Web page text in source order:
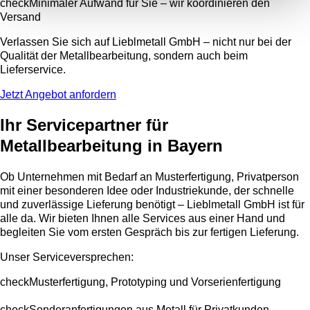
checkMinimaler Aufwand für Sie – wir koordinieren den
Versand
Verlassen Sie sich auf Lieblmetall GmbH – nicht nur bei der
Qualität der Metallbearbeitung, sondern auch beim
Lieferservice.
Jetzt Angebot anfordern
Ihr Servicepartner für
Metallbearbeitung in Bayern
Ob Unternehmen mit Bedarf an Musterfertigung, Privatperson
mit einer besonderen Idee oder Industriekunde, der schnelle
und zuverlässige Lieferung benötigt – Lieblmetall GmbH ist für
alle da. Wir bieten Ihnen alle Services aus einer Hand und
begleiten Sie vom ersten Gespräch bis zur fertigen Lieferung.
Unser Serviceversprechen:
checkMusterfertigung, Prototyping und Vorserienfertigung